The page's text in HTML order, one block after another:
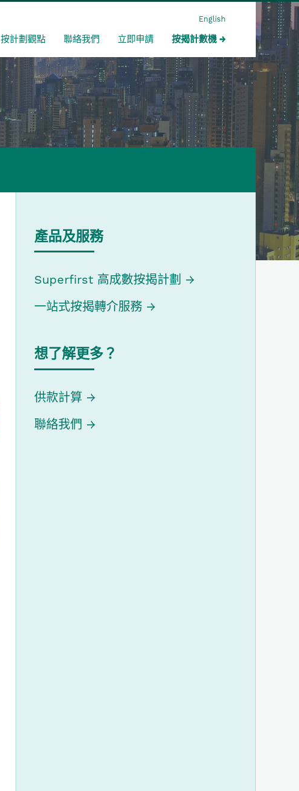
English
按計劃觀點 聯絡我們 立即申請 按揭計數機
產品及服務
Superfirst 高成數按揭計劃
一站式按揭轉介服務
想了解更多？
供款計算
聯絡我們